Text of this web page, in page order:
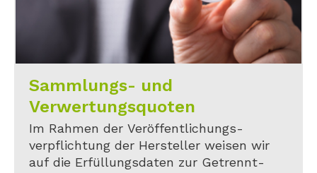
Sammlungs- und
Verwertungsquoten
Im Rahmen der Veröffentlichungs-
verpflichtung der Hersteller weisen wir
auf die Erfüllungsdaten zur Getrennt-